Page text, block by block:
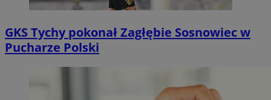
GKS Tychy pokonał Zagłębie Sosnowiec w
Pucharze Polski